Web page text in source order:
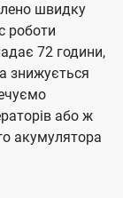
швидку
роботи
72 години,
знижується
або ж
акумулятора